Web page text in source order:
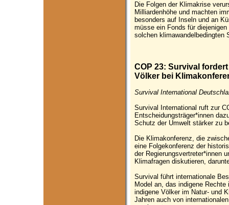
Die Folgen der Klimakrise
Milliardenhöhe und machten
besonders auf Inseln und an
müsse ein Fonds für
solchen klimawandelbedingten
COP 23: Survival
Völker bei
Survival International
Survival International ruft zur
Entscheidungsträger*innen
Schutz der Umwelt stärker zu
Die Klimakonferenz, die
eine Folgekonferenz der
der Regierungsvertreter*innen
Klimafragen diskutieren,
Survival führt internationale
Model an, das indigene
indigene Völker im Natur- und
Jahren auch von